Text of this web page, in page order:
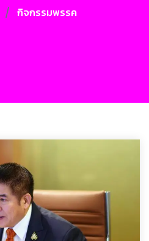
กิจกรรมพรรค